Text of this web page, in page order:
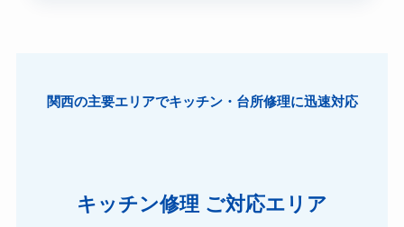
関西の主要エリアでキッチン・台所修理に迅速対応
キッチン修理 ご対応エリア